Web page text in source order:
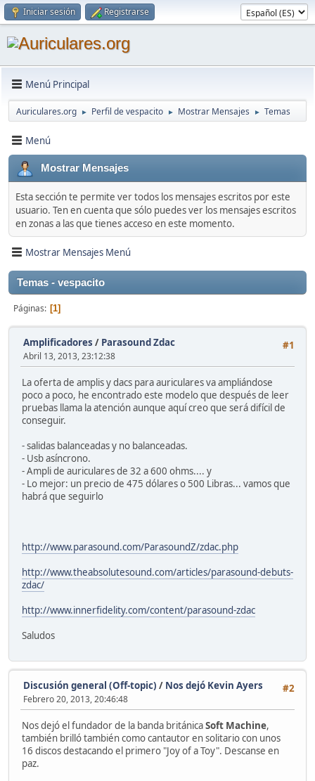
Iniciar sesión Registrarse
Menú Principal
Auriculares.org ► Perfil de vespacito ► Mostrar Mensajes ► Temas
Menú
Mostrar Mensajes
Esta sección te permite ver todos los mensajes escritos por este
usuario. Ten en cuenta que sólo puedes ver los mensajes escritos
en zonas a las que tienes acceso en este momento.
Mostrar Mensajes Menú
Temas - vespacito
Páginas 1
#1
Amplificadores / Parasound Zdac
Abril 13, 2013, 23:12:38
La oferta de amplis y dacs para auriculares va ampliándose
poco a poco, he encontrado este modelo que después de leer
pruebas llama la atención aunque aquí creo que será difícil de
conseguir.
- salidas balanceadas y no balanceadas.
- Usb asíncrono.
- Ampli de auriculares de 32 a 600 ohms.... y
- Lo mejor: un precio de 475 dólares o 500 Libras... vamos que
habrá que seguirlo
http://www.parasound.com/ParasoundZ/zdac.php
http://www.theabsolutesound.com/articles/parasound-debuts-
zdac/
http://www.innerfidelity.com/content/parasound-zdac
Saludos
#2
Discusión general (Off-topic) / Nos dejó Kevin Ayers
Febrero 20, 2013, 20:46:48
Nos dejó el fundador de la banda británicaSoft Machine,
también brilló también como cantautor en solitario con unos
16 discos destacando el primero "Joy of a Toy". Descanse en
paz.